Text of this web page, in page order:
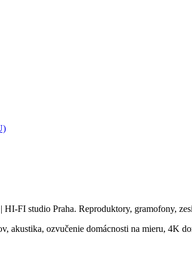
FI studio Praha. Reproduktory, gramofony,
akustika, ozvučenie domácnosti na mieru, 4K